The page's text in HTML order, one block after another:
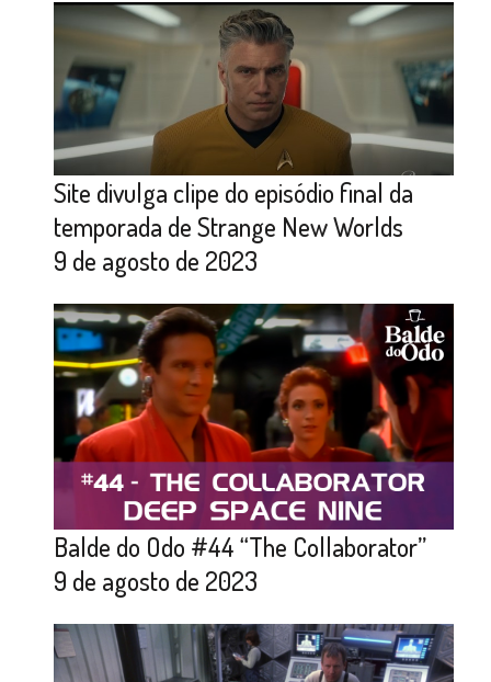
Site divulga clipe do episódio final da
temporada de Strange New Worlds
9 de agosto de 2023
Balde do Odo #44 “The Collaborator”
9 de agosto de 2023